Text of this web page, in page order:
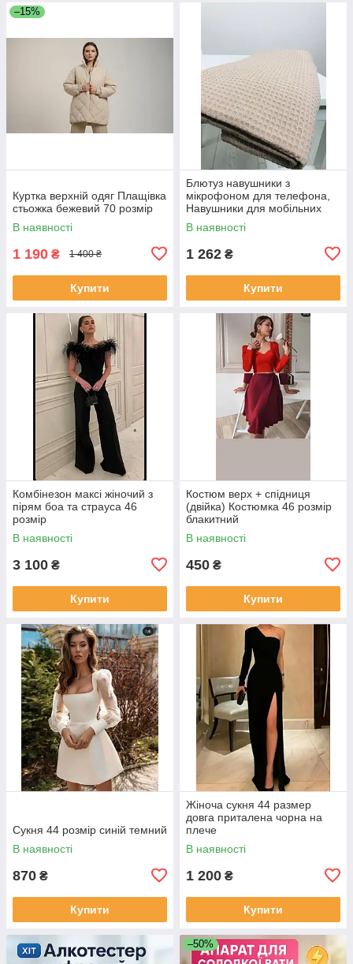
–15%
Куртка верхній одяг Плащівка
стьожка бежевий 70 розмір
В наявності
1 190 ₴ 1 400 ₴
Купити
Блютуз навушники з
мікрофоном для телефона,
Навушники для мобільних
телефонів PRO музики YV-30
В наявності
1 262 ₴
Купити
Комбінезон максі жіночий з
пірям боа та страуса 46
розмір
В наявності
3 100 ₴
Купити
Костюм верх + спідниця
(двійка) Костюмка 46 розмір
блакитний
В наявності
450 ₴
Купити
Сукня 44 розмір синій темний
В наявності
870 ₴
Купити
Жіноча сукня 44 размер
довга приталена чорна на
плече
В наявності
1 200 ₴
Купити
–50%